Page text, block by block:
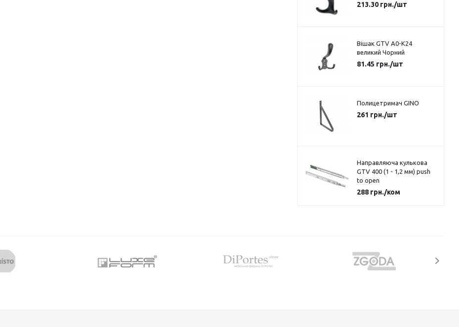
213.30грн./шт
Вішак GTV A0-K24
великий Чорний
81.45 грн./шт
Полицетримач GINO
261 грн./шт
Направляюча кулькова
GTV 400 (1 - 1,2 мм) push
to open
288грн./ком